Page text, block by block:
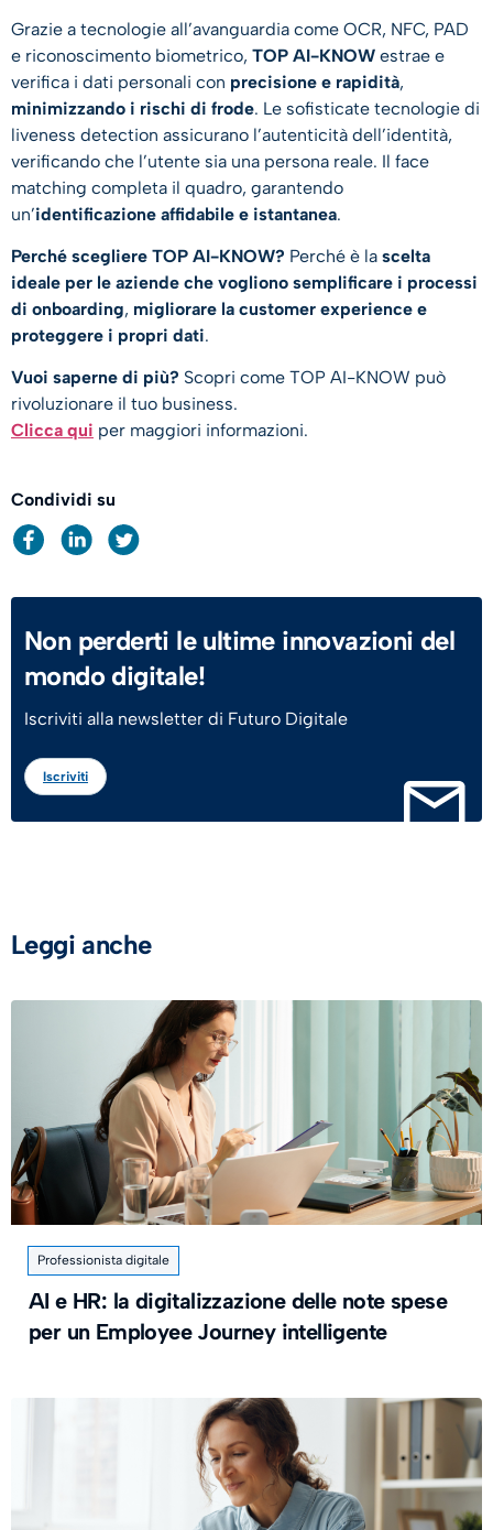
Grazie a tecnologie all’avanguardia come OCR, NFC, PAD
e riconoscimento biometrico, TOP AI-KNOW estrae e
verifica i dati personali con precisione e rapidità,
minimizzando i rischi di frode. Le sofisticate tecnologie di
liveness detection assicurano l’autenticità dell’identità,
verificando che l’utente sia una persona reale. Il face
matching completa il quadro, garantendo
un’identificazione affidabile e istantanea.
Perché scegliere TOP AI-KNOW? Perché è la scelta
ideale per le aziende che vogliono semplificare i processi
di onboarding, migliorare la customer experience e
proteggere i propri dati.
​Vuoi saperne di più? Scopri come TOP AI-KNOW può
rivoluzionare il tuo business.
Clicca qui per maggiori informazioni.
Condividi su
Non perderti le ultime innovazioni del
mondo digitale!
Iscriviti alla newsletter di Futuro Digitale
Iscriviti
Leggi anche
Professionista digitale
AI e HR: la digitalizzazione delle note spese
per un Employee Journey intelligente